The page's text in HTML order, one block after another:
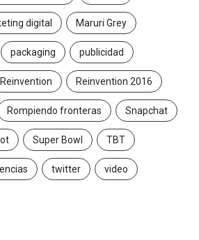
digital Maruri Grey
packaging publicidad
Reinvention Reinvention 2016
Rompiendo fronteras Snapchat
Super Bowl TBT
twitter video